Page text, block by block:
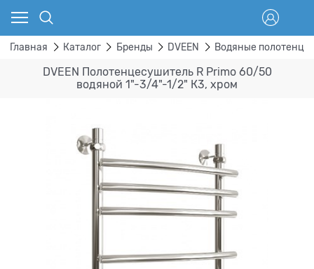
Главная Каталог Бренды DVEEN Водяные
DVEEN Полотенцесушитель R Primo 60/50
водяной 1"-3/4"-1/2" К3, хром